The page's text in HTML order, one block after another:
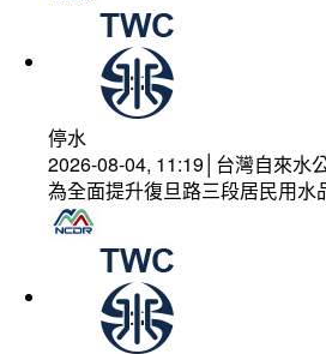
停水
2026-08-04, 11:19│台灣自來水
為全面提升復旦路三段居民用